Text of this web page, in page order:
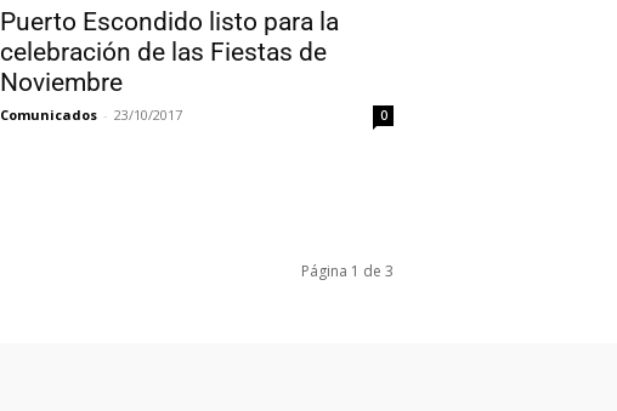
Puerto Escondido listo para la
celebración de las Fiestas de
Noviembre
Comunicados - 23/10/2017 0
Página 1 de 3